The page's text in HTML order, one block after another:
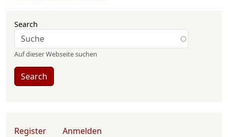
Search
Auf dieser Webseite suchen
Search
User account menu
Register Anmelden